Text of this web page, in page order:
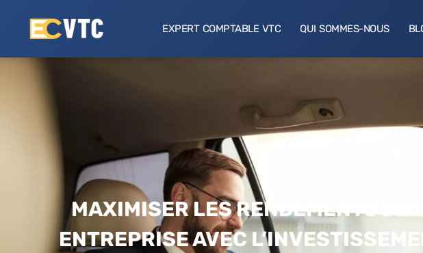
EXPERT COMPTABLE VTC QUI SOMMES-NOUS
MAXIMISER LES RENDEMENTS DE
ENTREPRISE AVEC